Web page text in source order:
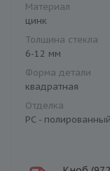
Материал
цинк
Толщина стекла
6-12 мм
Форма детали
квадратная
Отделка
PC -